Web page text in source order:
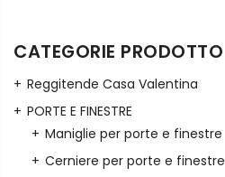
CATEGORIE PRODOTTO
Reggitende Casa Valentina
PORTE E FINESTRE
Maniglie per porte e finestre
Cerniere per porte e finestre